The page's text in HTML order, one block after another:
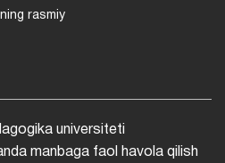
rasmiy
universiteti
manbaga faol havola qilish